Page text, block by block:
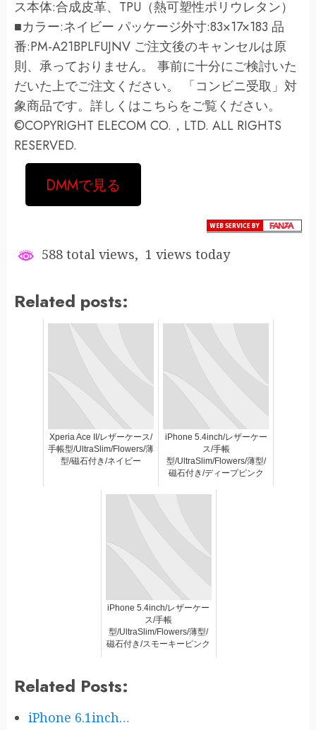
ス本体:合成皮革、TPU（熱可塑性ポリウレタン）
■カラー:ネイビー パッケージ外寸:83×17×183 品
番:PM-A21BPLFUJNV ご注文後のキャンセルは原
則、承っておりません。 事前に十分にご検討いた
だいた上でご注文ください。 「コンビニ受取」対
象商品です。詳しくはこちらをご覧ください。
©COPYRIGHT ELECOM CO.，LTD. ALL RIGHTS
RESERVED.
DMMで見る
588 total views, 1 views today
Related posts:
Xperia Ace II/レザーケース/
手帳型/UltraSlim/Flowers/薄
型/磁石付き/ネイビー
iPhone 5.4inch/レザーケー
ス/手帳
型/UltraSlim/Flowers/薄型/
磁石付き/ディープピンク
iPhone 5.4inch/レザーケー
ス/手帳
型/UltraSlim/Flowers/薄型/
磁石付き/スモーキーピンク
Related Posts:
iPhone 6.1inch…